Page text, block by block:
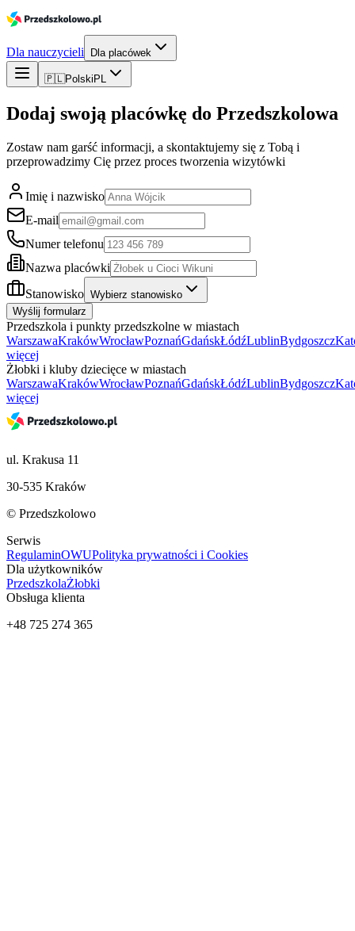
Dla nauczycieli Dla placówek
🇵🇱Polski PL
Dodaj swoją placówkę do Przedszkolowa
Zostaw nam garść informacji, a skontaktujemy się z Tobą i
przeprowadzimy Cię przez proces tworzenia wizytówki
Imię i nazwisko
E-mail
Numer telefonu
Nazwa placówki
Stanowisko Wybierz stanowisko
Wyślij formularz
Przedszkola i punkty przedszkolne w miastach
WarszawaKrakówWrocławPoznańGdańskŁódźLublinBydgoszcz
więcej
Żłobki i kluby dziecięce w miastach
WarszawaKrakówWrocławPoznańGdańskŁódźLublinBydgoszcz
więcej
ul. Krakusa 11
30-535 Kraków
© Przedszkolowo
Serwis
RegulaminOWUPolityka prywatności i Cookies
Dla użytkowników
PrzedszkolaŻłobki
Obsługa klienta
+48 725 274 365